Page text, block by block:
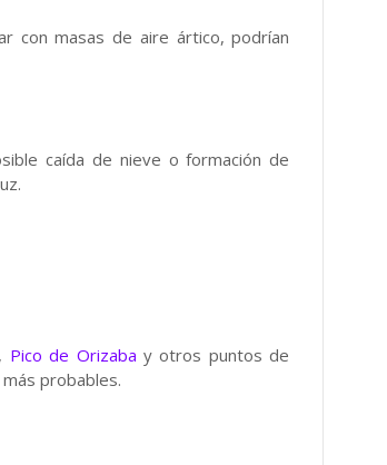
con masas de aire ártico, podrían
caída de nieve o formación de
, Pico de Orizaba y otros puntos de
probables.